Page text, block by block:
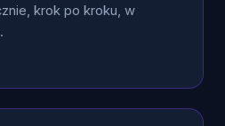
krok po kroku, w